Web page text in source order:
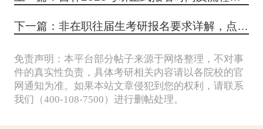
下一篇：非在职往届生考研报名要求详解，点击查看
免责声明：本平台部分帖子来源于网络整理，不对事
件的真实性负责，具体考研相关内容请以各院校的官
网通知为准。如果本站文章侵犯到您的权利，请联系
我们（400-108-7500）进行删帖处理。